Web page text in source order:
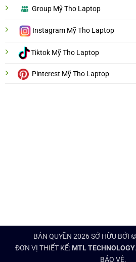
Group Mỹ Tho Laptop
Instagram Mỹ Tho Laptop
Tiktok Mỹ Tho Laptop
Pinterest Mỹ Tho Laptop
BẢN QUYỀN 2026 SỞ HỮU BỞI ©
ĐƠN VỊ THIẾT KẾ: MTL TECHNOLOGY
BẢO VỆ.